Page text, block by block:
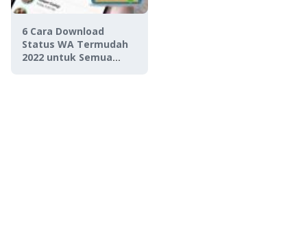
6 Cara Download
Status WA Termudah
2022 untuk Semua